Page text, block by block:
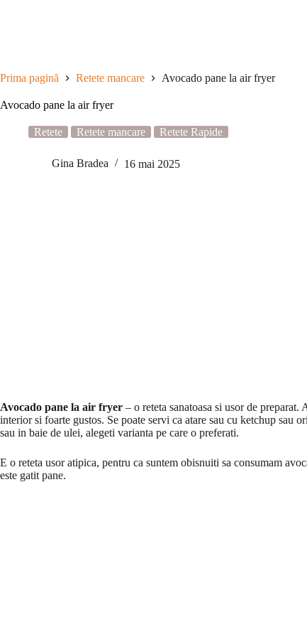
Prima pagină Retete mancare Avocado pane la air fryer
Avocado pane la air fryer
Retete Retete mancare Retete Rapide
Gina Bradea 16 mai 2025
Avocado pane la air fryer – o reteta sanatoasa si usor de
interior si foarte gustos. Se poate servi ca atare sau cu ketchup sau
sau in baie de ulei, alegeti varianta pe care o preferati.
E o reteta usor atipica, pentru ca suntem obisnuiti sa consumam
este gatit pane.